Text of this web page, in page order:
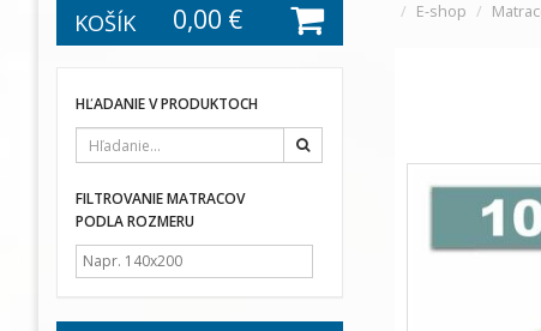
E-shop
KOŠÍK 0,00 €
HĽADANIE V PRODUKTOCH
FILTROVANIE MATRACOV
PODLA ROZMERU